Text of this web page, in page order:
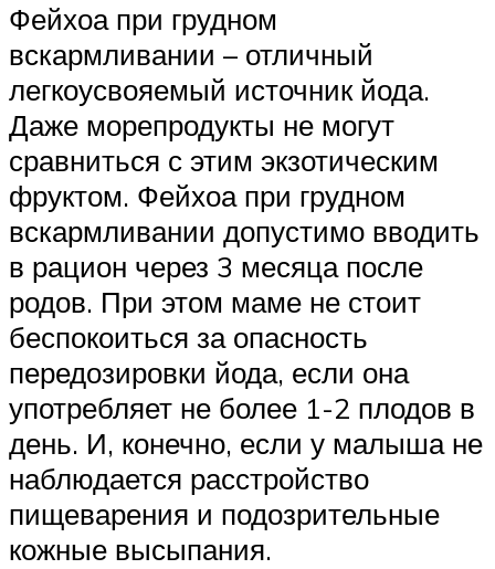
Фейхоа при грудном
вскармливании – отличный
легкоусвояемый источник йода.
Даже морепродукты не могут
сравниться с этим экзотическим
фруктом. Фейхоа при грудном
вскармливании допустимо вводить
в рацион через 3 месяца после
родов. При этом маме не стоит
беспокоиться за опасность
передозировки йода, если она
употребляет не более 1-2 плодов в
день. И, конечно, если у малыша не
наблюдается расстройство
пищеварения и подозрительные
кожные высыпания.